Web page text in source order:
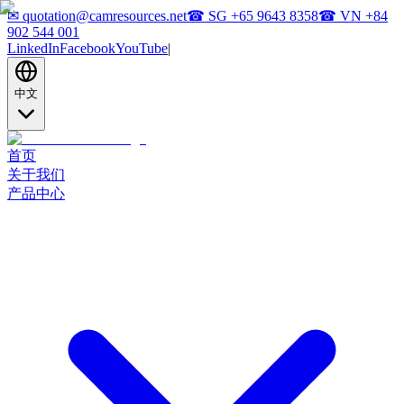
✉ quotation@camresources.net☎ SG +65 9643 8358☎ VN +84
902 544 001
LinkedInFacebookYouTube|
中文
首页
关于我们
产品中心